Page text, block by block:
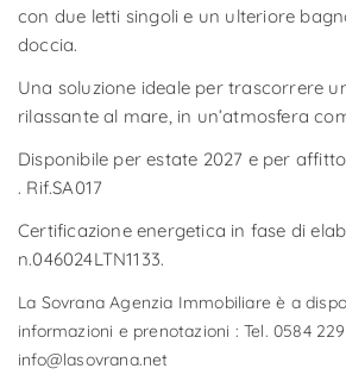
con due letti singoli e un ulteriore
doccia.
Una soluzione ideale per trascorrere
rilassante al mare, in un’atmosfera
Disponibile per estate 2027 e per
. Rif.SA017
Certificazione energetica in fase di
n.046024LTN1133.
La Sovrana Agenzia Immobiliare è a
informazioni e prenotazioni : Tel. 0584
info@lasovrana.net